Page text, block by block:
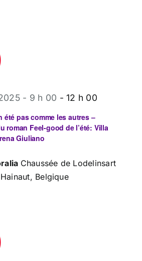
été pas comme les autres –
roman Feel-good de l’été: Villa
Giuliano
- 9 h 00 -12 h 00
Chaussée de Lodelinsart
Belgique